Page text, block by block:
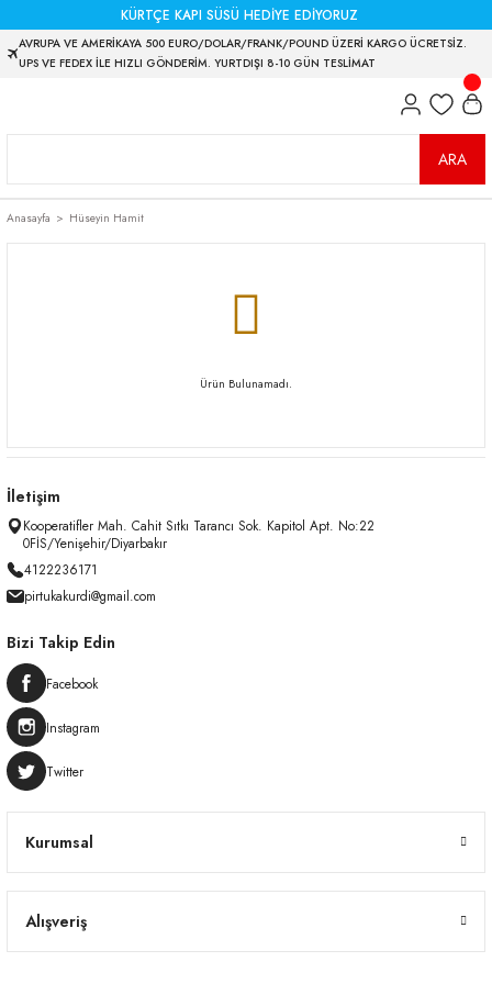
KÜRTÇE KAPI SÜSÜ HEDİYE EDİYORUZ
AVRUPA VE AMERİKAYA 500 EURO/DOLAR/FRANK/POUND ÜZERİ KARGO ÜCRETSİZ.
UPS VE FEDEX İLE HIZLI GÖNDERİM. YURTDIŞI 8-10 GÜN TESLİMAT
ARA
Anasayfa Hüseyin Hamit
Ürün Bulunamadı.
İletişim
Kooperatifler Mah. Cahit Sıtkı Tarancı Sok. Kapitol Apt. No:22
0FİS/Yenişehir/Diyarbakır
4122236171
pirtukakurdi@gmail.com
Kurumsal
Alışveriş
Bizi Takip Edin
Facebook
Instagram
Twitter